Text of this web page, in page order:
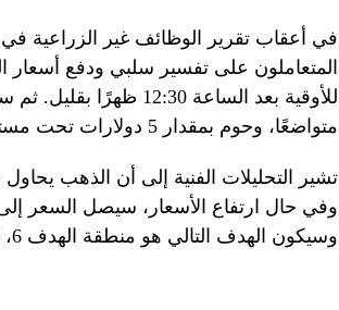
في أعقاب تقرير الوظائف غير الزراعية في
للأوقية بعد الساعة
متواضعًا، وحوم بمقدار 5 دولارات تحت مستوى 2500 دولار لبقية جلسة التداول يوم الجمعة.
تشير التحليلات الفنية إلى أن الذهب
وفي حال ارتفاع الأسعار، سيصل السعر
وسيكون الهدف التالي هو منطقة الهدف 6، 2536-2526 دولارًا.